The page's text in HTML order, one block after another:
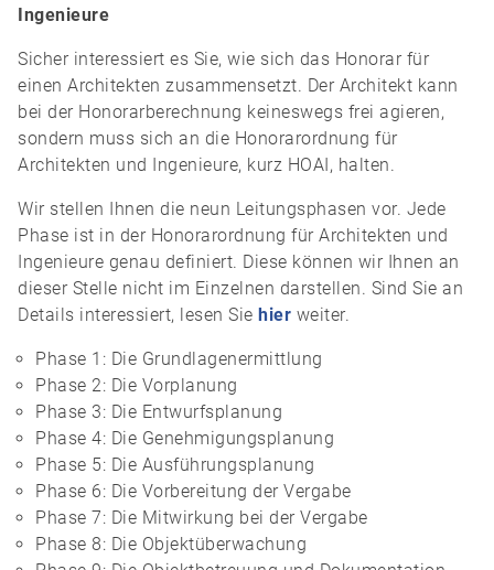
Ingenieure
Sicher interessiert es Sie, wie sich das Honorar für
einen Architekten zusammensetzt. Der Architekt kann
bei der Honorarberechnung keineswegs frei agieren,
sondern muss sich an die Honorarordnung für
Architekten und Ingenieure, kurz HOAI, halten.
Wir stellen Ihnen die neun Leitungsphasen vor. Jede
Phase ist in der Honorarordnung für Architekten und
Ingenieure genau definiert. Diese können wir Ihnen an
dieser Stelle nicht im Einzelnen darstellen. Sind Sie an
Details interessiert, lesen Sie hier weiter.
Phase 1: Die Grundlagenermittlung
Phase 2: Die Vorplanung
Phase 3: Die Entwurfsplanung
Phase 4: Die Genehmigungsplanung
Phase 5: Die Ausführungsplanung
Phase 6: Die Vorbereitung der Vergabe
Phase 7: Die Mitwirkung bei der Vergabe
Phase 8: Die Objektüberwachung